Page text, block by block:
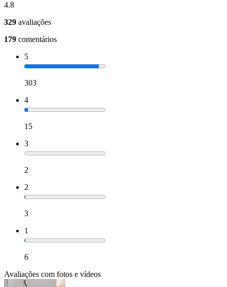
4.8
329 avaliações
179 comentários
5
303
4
15
3
2
2
3
1
6
Avaliações com fotos e vídeos